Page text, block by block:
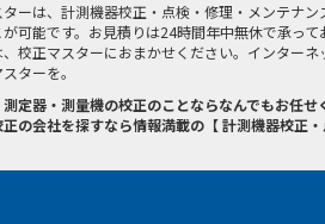
ーは、計測機器校正・点検・修理・メンテナ
が可能です。お見積りは24時間年中無休で承っ
校正マスターにおまかせください。インター
ターを。
定器・測量機の校正のことならなんでもお任
の会社を探すなら情報満載の【 計測機器校正